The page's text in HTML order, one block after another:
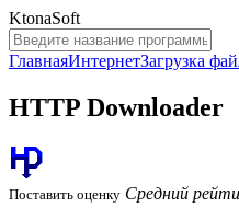
KtonaSoft
ГлавнаяИнтернетЗагрузка
HTTP Downloader
Поставить оценку Средний